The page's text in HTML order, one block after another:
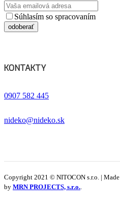
Súhlasím so spracovaním
KONTAKTY
0907 582 445
nideko@nideko.sk
Copyright 2021 © NITOCON s.r.o. | Made
by MRN PROJECTS, s.r.o..